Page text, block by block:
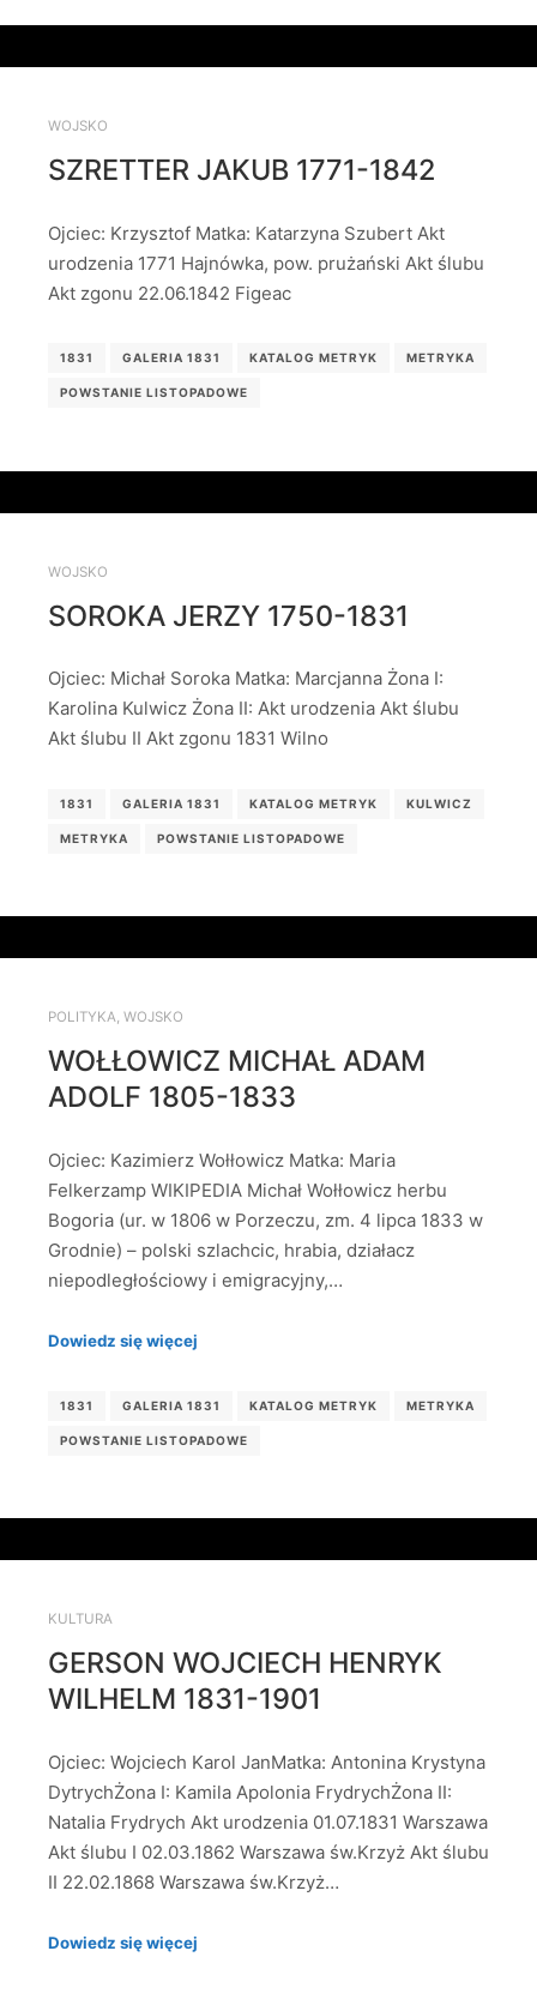
WOJSKO
SZRETTER JAKUB 1771-1842
Ojciec: Krzysztof Matka: Katarzyna Szubert Akt
urodzenia 1771 Hajnówka, pow. prużański Akt ślubu
Akt zgonu 22.06.1842 Figeac
1831 GALERIA 1831 KATALOG METRYK METRYKA
POWSTANIE LISTOPADOWE
WOJSKO
SOROKA JERZY 1750-1831
Ojciec: Michał Soroka Matka: Marcjanna Żona I:
Karolina Kulwicz Żona II: Akt urodzenia Akt ślubu
Akt ślubu II Akt zgonu 1831 Wilno
1831 GALERIA 1831 KATALOG METRYK KULWICZ
METRYKA POWSTANIE LISTOPADOWE
POLITYKA, WOJSKO
WOŁŁOWICZ MICHAŁ ADAM
ADOLF 1805-1833
Ojciec: Kazimierz Wołłowicz Matka: Maria
Felkerzamp WIKIPEDIA Michał Wołłowicz herbu
Bogoria (ur. w 1806 w Porzeczu, zm. 4 lipca 1833 w
Grodnie) – polski szlachcic, hrabia, działacz
niepodległościowy i emigracyjny,…
Dowiedz się więcej
1831 GALERIA 1831 KATALOG METRYK METRYKA
POWSTANIE LISTOPADOWE
KULTURA
GERSON WOJCIECH HENRYK
WILHELM 1831-1901
Ojciec: Wojciech Karol JanMatka: Antonina Krystyna
DytrychŻona I: Kamila Apolonia FrydrychŻona II:
Natalia Frydrych Akt urodzenia 01.07.1831 Warszawa
Akt ślubu I 02.03.1862 Warszawa św.Krzyż Akt ślubu
II 22.02.1868 Warszawa św.Krzyż…
Dowiedz się więcej